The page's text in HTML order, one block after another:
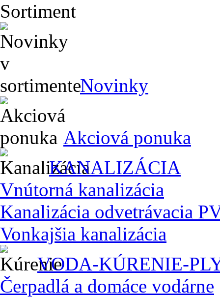
Sortiment
Novinky
Akciová ponuka
KANALIZÁCIA
Vnútorná kanalizácia
Kanalizácia odvetrávacia
Vonkajšia kanalizácia
VODA-KÚRENIE-
Čerpadlá a domáce vodárne